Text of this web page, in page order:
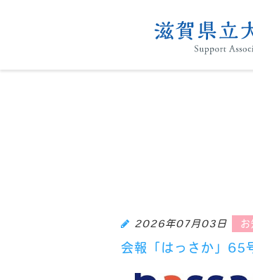
We
2026年07月03日 お
会報「はっさか」65